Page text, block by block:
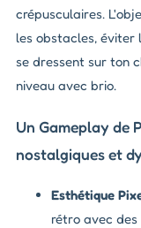
crépusculaires.
les obstacles, éviter
se dressent sur ton
niveau avec brio.
Un Gameplay de
nostalgiques et
Esthétique
rétro avec des